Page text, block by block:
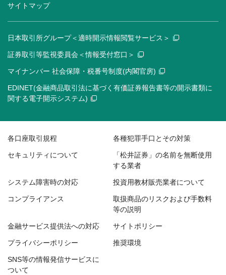
サイトマップ
日本取引所グループ＜適時開示情報閲覧サービス＞
証券取引等監視委員会＜情報受付窓口＞
マイナンバー 社会保障・税番号制度(内閣官房)
EDINET(金融商品取引法に基づく有価証券報告書等の開示書類に
関する電子開示システム)
各口座取引規程 各種犯罪手口とその対策
セキュリティについて
「松井証券」の名前を無断使用
する業者
システム障害時の対応 投資用教材販売業者について
コンプライアンス
取扱商品のリスクおよび手数料
等の説明
金融サービス提供法への対応 サイトポリシー
プライバシーポリシー 推奨環境
SNS等の情報発信サービスに
ついて